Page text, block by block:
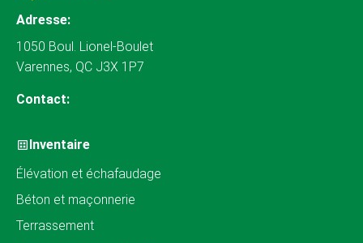
Adresse:
1050 Boul. Lionel-Boulet
Varennes, QC J3X 1P7
Contact:
Inventaire
Élévation et échafaudage
Béton et maçonnerie
Terrassement